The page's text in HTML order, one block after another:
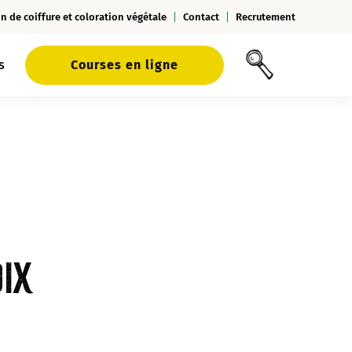
de coiffure et coloration végétale Contact Recrutement
Courses en ligne